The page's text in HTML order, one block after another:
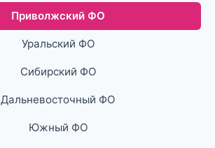
Приволжский ФО
Уральский ФО
Сибирский ФО
Дальневосточный ФО
Южный ФО